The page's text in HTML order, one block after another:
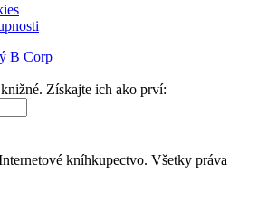
B Corp
Získajte ich ako prví:
kníhkupectvo. Všetky práva